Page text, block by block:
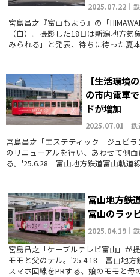
2025.07.22｜
宮島昌之『富山もよう』の「
（白）。撮影した18日は新潟地方
みられる」と発表、待ちに待った夏
【生活環境
の市内電車
ドが増加
2025.07.01｜鉄
宮島昌之「エステティック ジュビラ
のリニューアルを行い、あわせて側
る。'25.6.28 富山地方鉄道富山軌道
富山地方鉄
富山のラッ
2025.04.19｜
宮島昌之「ケーブルテレビ富山」が
モモと父のテル。'25.4.18 富山地方
スマホ回線をPRする、娘のモモと母